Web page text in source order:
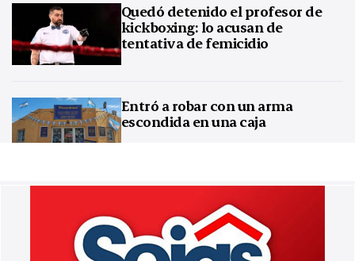
Quedó detenido el profesor de
kickboxing: lo acusan de
tentativa de femicidio
Entró a robar con un arma
escondida en una caja